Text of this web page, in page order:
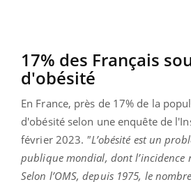
17% des Français
d'obésité
En France, près de 17% de la
d'obésité selon une enquête de
février 2023. "L’obésité est un
publique mondial, dont l’incidence
Selon l’OMS, depuis 1975, le